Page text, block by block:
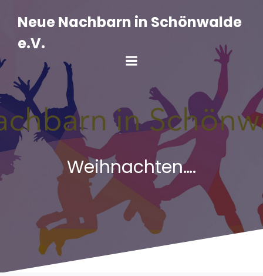
Inhalt
springenNeue Nachbarn in Schönwalde
e.V.
Weihnachten….